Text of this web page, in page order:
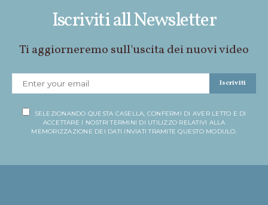
Iscriviti all Newsletter
Ti aggiorneremo sull'uscita dei nuovi video
Iscriviti
SELEZIONANDO QUESTA CASELLA, CONFERMI DI AVER LETTO E DI
ACCETTARE I NOSTRI TERMINI DI UTILIZZO RELATIVI ALLA
MEMORIZZAZIONE DEI DATI INVIATI TRAMITE QUESTO MODULO.